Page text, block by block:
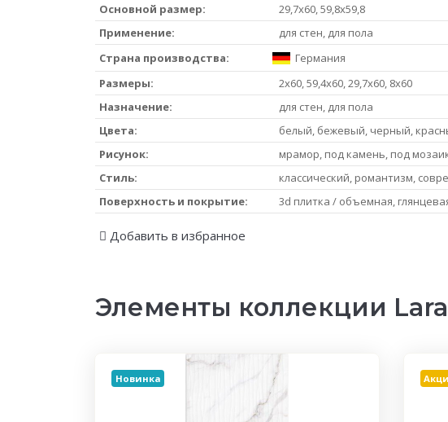
Основной размер:
29,7x60, 59,8x59,8
Применение:
для стен, для пола
Страна производства:
Германия
Размеры:
2x60, 59,4x60, 29,7x60, 8x60
Назначение:
для стен, для пола
Цвета:
белый, бежевый, черный,
Рисунок:
мрамор, под камень, под
Стиль:
классический, романтизм,
Поверхность и покрытие:
3d плитка / объемная,
Добавить в избранное
Элементы коллекции
Новинка